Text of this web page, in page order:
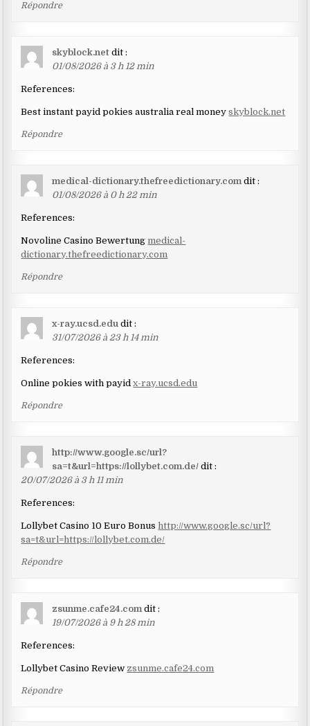
Répondre
skyblock.net dit :
01/08/2026 à 3 h 12 min
References:
Best instant payid pokies australia real moneyskyblock.net
Répondre
medical-dictionary.thefreedictionary.com dit :
01/08/2026 à 0 h 22 min
References:
Novoline Casino Bewertung medical-
dictionary.thefreedictionary.com
Répondre
x-ray.ucsd.edu dit :
31/07/2026 à 23 h 14 min
References:
Online pokies with payidx-ray.ucsd.edu
Répondre
http://www.google.sc/url?
sa=t&url=https://lollybet.com.de/ dit :
20/07/2026 à 3 h 11 min
References:
Lollybet Casino 10 Euro Bonus http://www.google.sc/url?
sa=t&url=https://lollybet.com.de/
Répondre
zsunme.cafe24.com dit :
19/07/2026 à 9 h 28 min
References:
Lollybet Casino Review zsunme.cafe24.com
Répondre